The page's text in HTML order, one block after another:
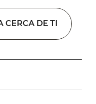
CERCA DE TI